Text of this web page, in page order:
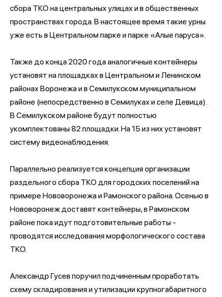
сбора ТКО на центральных улицах и в общественных
пространствах города. В настоящее время такие урны
уже есть в Центральном парке и парке «Алые паруса».
Также до конца 2020 года аналогичные контейнеры
установят на площадках в Центральном и Ленинском
районах Воронежа и в Семилукском муниципальном
районе (непосредственно в Семилуках и селе Девица).
В Семилукском районе будут полностью
укомплектованы 82 площадки. На 15 из них установят
систему видеонаблюдения.
Параллельно реализуется концепция организации
раздельного сбора ТКО для городских поселений на
примере Нововоронежа и Рамонского района. Осенью в
Нововоронеж доставят контейнеры, в Рамонском
районе пока идут подготовительные работы -
проводятся исследования морфологического состава
ТКО.
Александр Гусев поручил подчиненным проработать
схему складирования и утилизации крупногабаритного